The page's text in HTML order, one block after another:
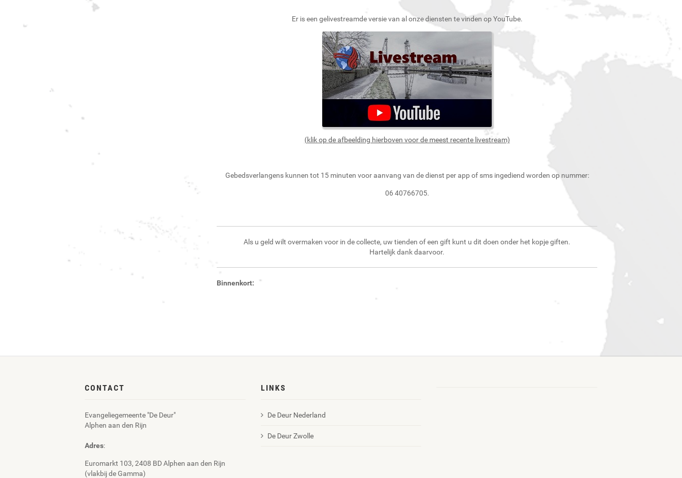
Er is een gelivestreamde versie van al onze diensten te vinden op YouTube.
(klik op de afbeelding hierboven voor de meest recente livestream)
Gebedsverlangens kunnen tot 15 minuten voor aanvang van de dienst per app of sms ingediend worden op nummer:
06 40766705.
Als u geld wilt overmaken voor in de collecte, uw tienden of een gift kunt u dit doen onder het kopje giften.
Hartelijk dank daarvoor.
Binnenkort:
CONTACT
Evangeliegemeente "De Deur"
Alphen aan den Rijn
Adres:
Euromarkt 103, 2408 BD Alphen aan den Rijn
(vlakbij de Gamma)
LINKS
De Deur Nederland
De Deur Zwolle